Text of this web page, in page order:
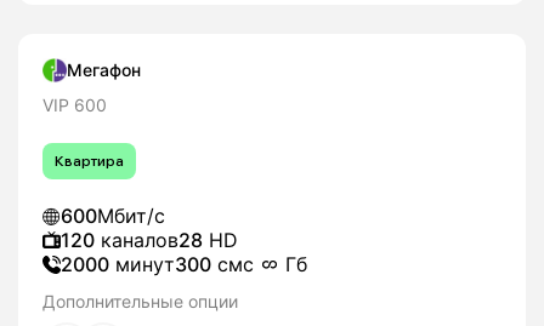
Мегафон
VIP 600
Квартира
600Мбит/с
120 каналов28 HD
2000 минут300 смс Гб
Дополнительные опции